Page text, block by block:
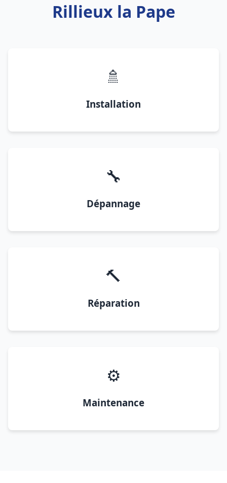
Rillieux la Pape
🚿
Installation
🔧
Dépannage
🔨
Réparation
⚙️
Maintenance